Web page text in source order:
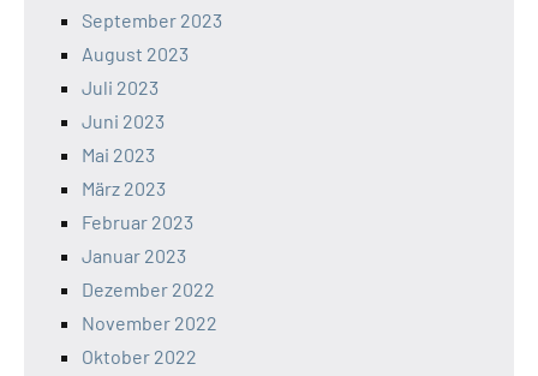
September 2023
August 2023
Juli 2023
Juni 2023
Mai 2023
März 2023
Februar 2023
Januar 2023
Dezember 2022
November 2022
Oktober 2022